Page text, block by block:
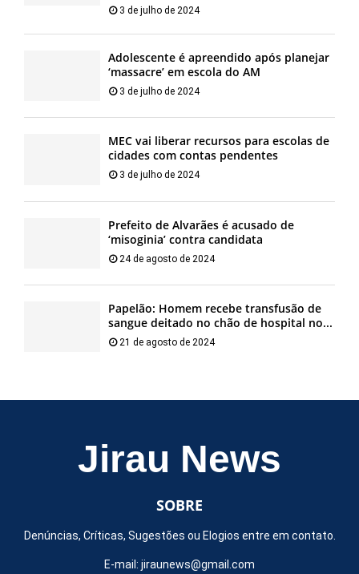
3 de julho de 2024
Adolescente é apreendido após planejar
‘massacre’ em escola do AM
3 de julho de 2024
MEC vai liberar recursos para escolas de
cidades com contas pendentes
3 de julho de 2024
Prefeito de Alvarães é acusado de
‘misoginia’ contra candidata
24 de agosto de 2024
Papelão: Homem recebe transfusão de
sangue deitado no chão de hospital no...
21 de agosto de 2024
Jirau News
SOBRE
Denúncias, Críticas, Sugestões ou Elogios entre em contato.
E-mail: jiraunews@gmail.com